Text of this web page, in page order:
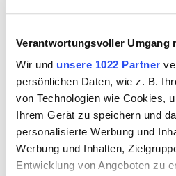
Verantwortungsvoller Umgang
Wir und unsere 1022 Partner
persönlichen Daten, wie z. B.
von Technologien wie Cookies,
Ihrem Gerät zu speichern und
personalisierte Werbung und
Werbung und Inhalten,
Entwicklung von Angeboten zu